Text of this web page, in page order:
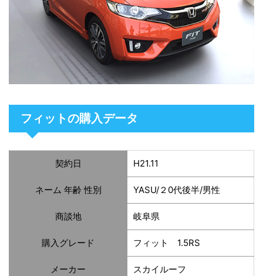
フィットの購入データ
契約日 H21.11
ネーム 年齢 性別 YASU/２0代後半/男性
商談地 岐阜県
購入グレード フィット 1.5RS
メーカー
スカイルーフ